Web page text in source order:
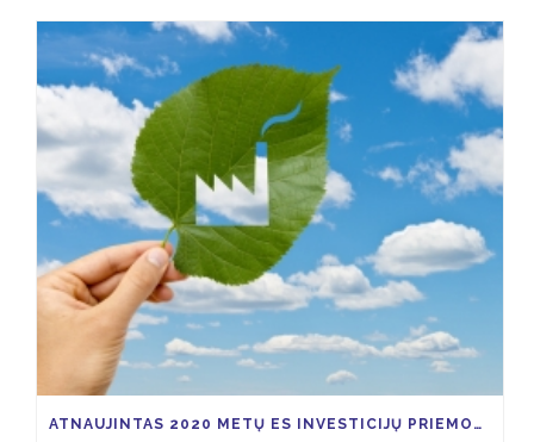
ATNAUJINTAS 2020 METŲ ES INVESTICIJŲ PRIEMONIŲ KVIETIMŲ TEIKTI PARAIŠKAS PLANAS